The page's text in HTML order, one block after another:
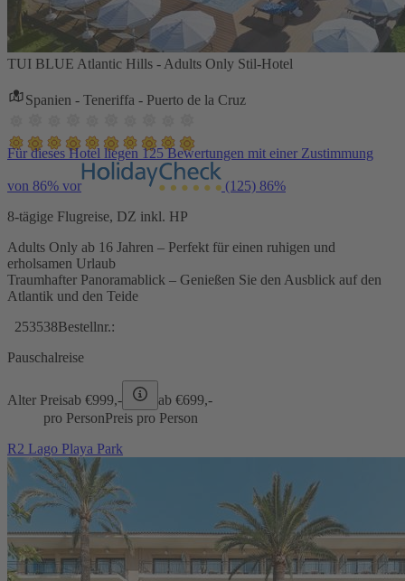
TUI BLUE Atlantic Hills - Adults Only Stil-Hotel
Spanien - Teneriffa - Puerto de la Cruz
Für dieses Hotel liegen 125 Bewertungen mit einer Zustimmung
von 86% vor (125) 86%
8-tägige Flugreise, DZ inkl. HP
Adults Only ab 16 Jahren – Perfekt für einen ruhigen und
erholsamen Urlaub
Traumhafter Panoramablick – Genießen Sie den Ausblick auf den
Atlantik und den Teide
253538Bestellnr.:
Pauschalreise
Alter Preisab €999,- ab €699,-
pro PersonPreis pro Person
R2 Lago Playa Park